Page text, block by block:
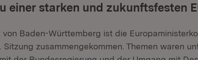
einer starken und zukunftsfesten
von Baden-Württemberg ist die
Sitzung zusammengekommen. Themen waren